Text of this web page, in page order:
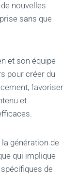
nouvelles
sans que
et son équipe
pour créer du
favoriser
et
génération de
qui implique
de